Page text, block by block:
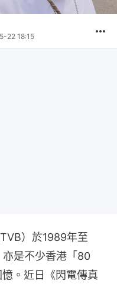
22 18:15
）於1989年至
是不少香港「80
。近日《閃電傳真